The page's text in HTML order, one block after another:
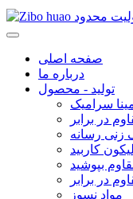
صفحه اصلی
درباره ما
تولید - محصول
سرامیک
در برابر
زنی رسانه
کاربید
بپوشید
در برابر
مواد نسوز